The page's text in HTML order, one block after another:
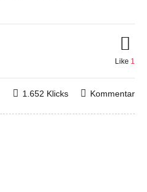
Like 1
Kommentar
1.652 Klicks